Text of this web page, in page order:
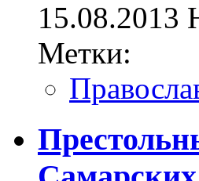
15.08.2013
Метки: